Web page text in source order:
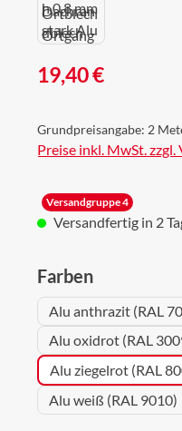
Regulärer Preis:
19,40 €
Grundpreisangabe: 2
Preise inkl. MwSt.
Versandgruppe 4
Versandfertig in 2
Farbenauswählen
Alu anthrazit (RAL
Alu oxidrot (RAL
Alu ziegelrot (RAL
Alu weiß (RAL 9010)